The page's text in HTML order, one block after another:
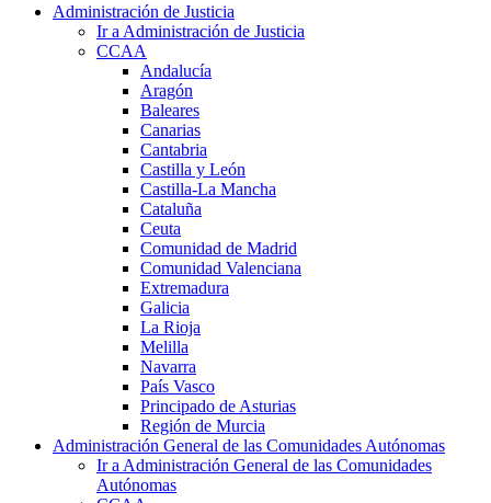
Administración de Justicia
Ir a Administración de Justicia
CCAA
Andalucía
Aragón
Baleares
Canarias
Cantabria
Castilla y León
Castilla-La Mancha
Cataluña
Ceuta
Comunidad de Madrid
Comunidad Valenciana
Extremadura
Galicia
La Rioja
Melilla
Navarra
País Vasco
Principado de Asturias
Región de Murcia
Administración General de las Comunidades Autónomas
Ir a Administración General de las Comunidades
Autónomas